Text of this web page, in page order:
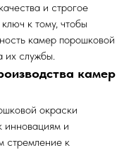
и строгое
к тому, чтобы
камер порошковой
их службы.
камер
окраски
инновациям и
стремление к